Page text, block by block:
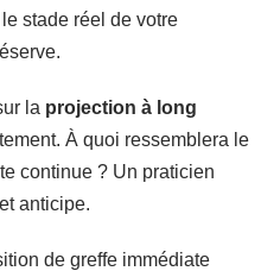
stade réel de votre
la projection à long
À quoi ressemblera le
continue ? Un praticien
anticipe.
de greffe immédiate